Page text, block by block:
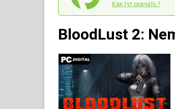
Как тут скачать ?
BloodLust 2: